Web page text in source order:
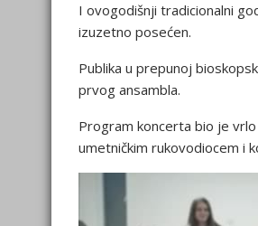
I ovogodišnji tradicionalni
izuzetno posećen.
Publika u prepunoj
prvog ansambla.
Program koncerta bio je vrlo
umetničkim rukovodiocem i